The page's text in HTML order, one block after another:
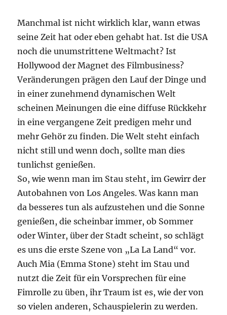
Manchmal ist nicht wirklich klar, wann etwas
seine Zeit hat oder eben gehabt hat. Ist die USA
noch die unumstrittene Weltmacht? Ist
Hollywood der Magnet des Filmbusiness?
Veränderungen prägen den Lauf der Dinge und
in einer zunehmend dynamischen Welt
scheinen Meinungen die eine diffuse Rückkehr
in eine vergangene Zeit predigen mehr und
mehr Gehör zu finden. Die Welt steht einfach
nicht still und wenn doch, sollte man dies
tunlichst genießen.
So, wie wenn man im Stau steht, im Gewirr der
Autobahnen von Los Angeles. Was kann man
da besseres tun als aufzustehen und die Sonne
genießen, die scheinbar immer, ob Sommer
oder Winter, über der Stadt scheint, so schlägt
es uns die erste Szene von „La La Land“ vor.
Auch Mia (Emma Stone) steht im Stau und
nutzt die Zeit für ein Vorsprechen für eine
Fimrolle zu üben, ihr Traum ist es, wie der von
so vielen anderen, Schauspielerin zu werden.